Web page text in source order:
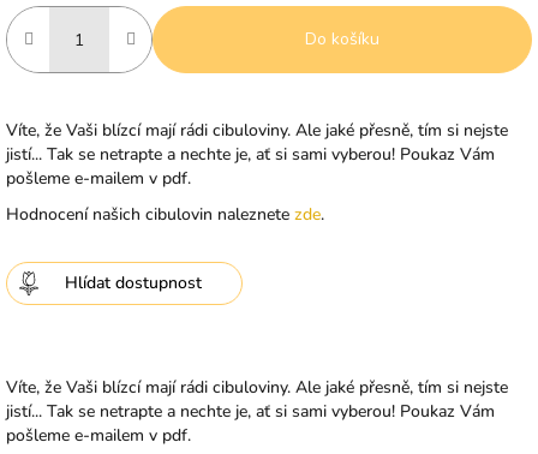
Do košíku
Víte, že Vaši blízcí mají rádi cibuloviny. Ale jaké přesně, tím si nejste
jistí... Tak se netrapte a nechte je, ať si sami vyberou! Poukaz Vám
pošleme e-mailem v pdf.
Hodnocení našich cibulovin naleznete zde.
Hlídat
Víte, že Vaši blízcí mají rádi cibuloviny. Ale jaké přesně, tím si nejste
jistí... Tak se netrapte a nechte je, ať si sami vyberou! Poukaz Vám
pošleme e-mailem v pdf.